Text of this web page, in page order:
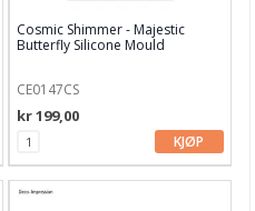
Cosmic Shimmer - Majestic
Butterfly Silicone Mould
CE0147CS
kr 199,00
KJØP